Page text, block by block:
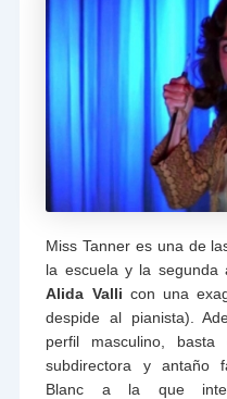
Miss Tanner es una de
la escuela y la segunda
Alida Valli con una
despide al pianista).
perfil masculino,
subdirectora y antaño
Blanc a la que